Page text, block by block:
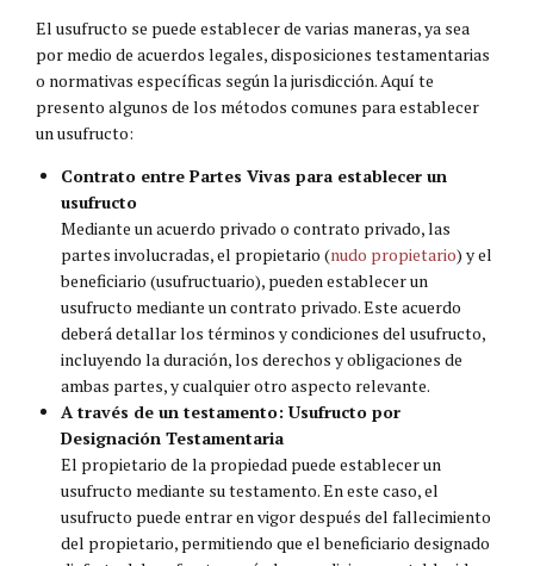
El usufructo se puede establecer de varias maneras, ya sea
por medio de acuerdos legales, disposiciones testamentarias
o normativas específicas según la jurisdicción. Aquí te
presento algunos de los métodos comunes para establecer
un usufructo:
Contrato entre Partes Vivas para establecer un
usufructo
Mediante un acuerdo privado o contrato privado, las
partes involucradas, el propietario (nudo propietario) y el
beneficiario (usufructuario), pueden establecer un
usufructo mediante un contrato privado. Este acuerdo
deberá detallar los términos y condiciones del usufructo,
incluyendo la duración, los derechos y obligaciones de
ambas partes, y cualquier otro aspecto relevante.
A través de un testamento: Usufructo por
Designación Testamentaria
El propietario de la propiedad puede establecer un
usufructo mediante su testamento. En este caso, el
usufructo puede entrar en vigor después del fallecimiento
del propietario, permitiendo que el beneficiario designado